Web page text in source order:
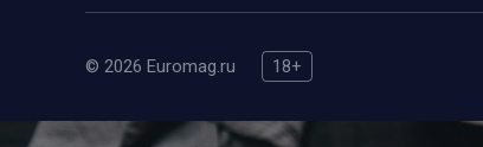
© 2026 Euromag.ru 18+